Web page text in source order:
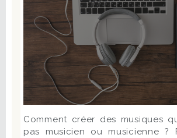
Comment créer des musiques
pas musicien ou musicienne ?